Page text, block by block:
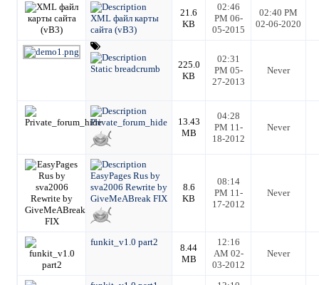
XML файл карты
сайта (vB3)
21.6
KB
02:46
PM 06-
05-2015
02:40 PM
02-06-2020
Static breadcrumb
225.0
KB
02:31
PM 05-
27-2013
Never
Private_forum_hide
13.43
MB
04:28
PM 11-
18-2012
Never
EasyPages Rus by
sva2006 Rewrite by
GiveMeABreak FIX
8.6
KB
08:14
PM 11-
17-2012
Never
funkit_v1.0 part2
8.44
MB
12:16
AM 02-
03-2012
Never